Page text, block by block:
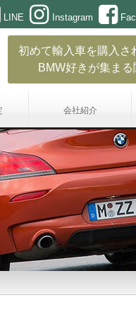
LINE Instagram
初めて輸入車を購入さ
BMW好きが集ま
会社紹介